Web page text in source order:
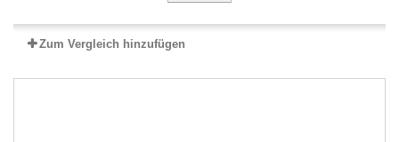
Zum Vergleich hinzufügen